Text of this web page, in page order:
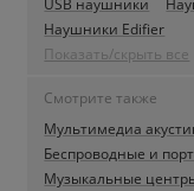
USB наушники
Наушники Edifier
Показать/скрыть все
Смотрите также
Мультимедиа
Беспроводные и
Музыкальные